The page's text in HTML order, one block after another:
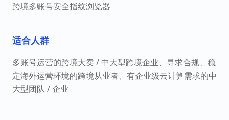
跨境多账号安全指纹浏览器
适合人群
多账号运营的跨境大卖 / 中大型跨境企业、寻求合规、稳
定海外运营环境的跨境从业者、有企业级云计算需求的中
大型团队 / 企业